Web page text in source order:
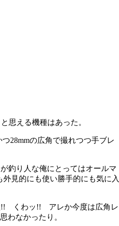
思える機種はあった。
28mmの広角で撮れつつ手ブレ
釣り人な俺にとってはオールマ
見的にも使い勝手的にも気に入
!! くわッ!! アレか今度は広角レ
わなかったり。